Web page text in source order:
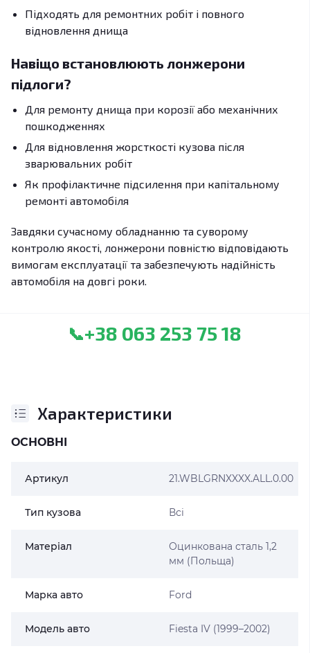
Підходять для ремонтних робіт і повного
відновлення днища
Навіщо встановлюють лонжерони
підлоги?
Для ремонту днища при корозії або механічних
пошкодженнях
Для відновлення жорсткості кузова після
зварювальних робіт
Як профілактичне підсилення при капітальному
ремонті автомобіля
Завдяки сучасному обладнанню та суворому
контролю якості, лонжерони повністю відповідають
вимогам експлуатації та забезпечують надійність
автомобіля на довгі роки.
📞+38 063 253 75 18
Характеристики
ОСНОВНІ
Артикул 21.WBLGRNXXXX.ALL.0.00
Тип кузова Всі
Матеріал
Оцинкована сталь 1,2
мм (Польща)
Марка авто Ford
Модель авто Fiesta IV (1999–2002)